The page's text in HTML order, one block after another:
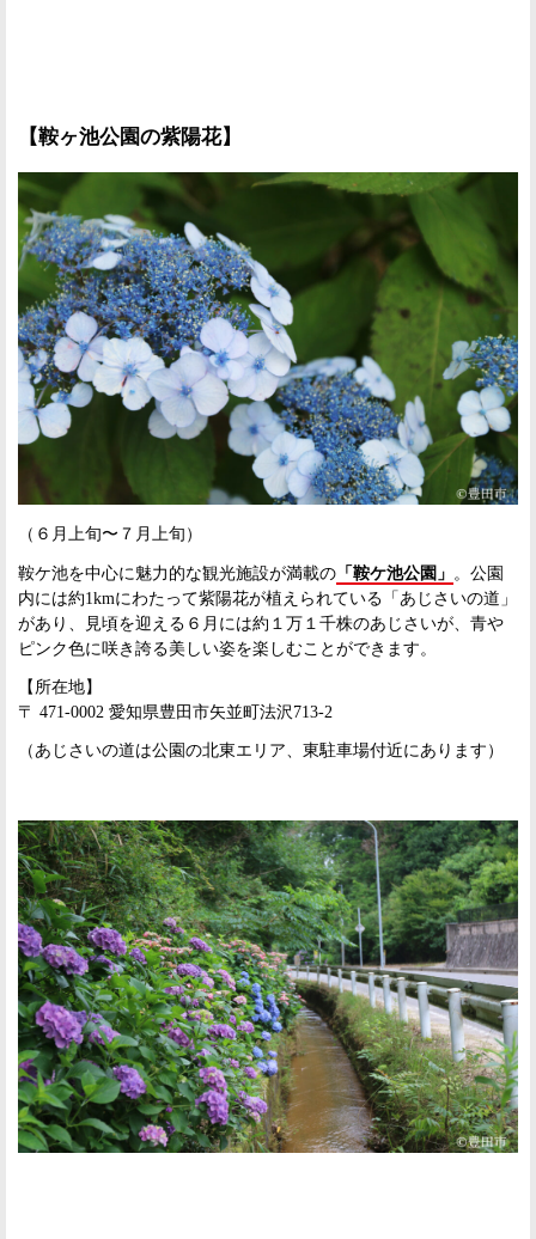
【鞍ヶ池公園の紫陽花】
（６月上旬〜７月上旬）
鞍ケ池を中心に魅力的な観光施設が満載の 「鞍ケ池公園」 。公園
内には約1kmにわたって紫陽花が植えられている「あじさいの道」
があり、見頃を迎える６月には約１万１千株のあじさいが、青や
ピンク色に咲き誇る美しい姿を楽しむことができます。
【所在地】
〒 471-0002 愛知県豊田市矢並町法沢713-2
（あじさいの道は公園の北東エリア、東駐車場付近にあります）